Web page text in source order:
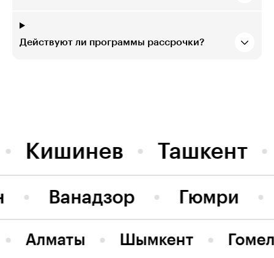
Действуют ли программы рассрочки?
Кишинев Ташкент
Гюмри
Ванадзор
Алматы Шымкент